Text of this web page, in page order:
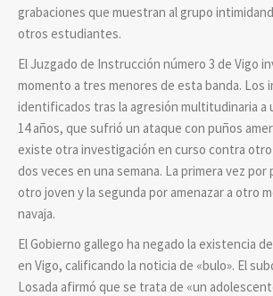
grabaciones que muestran al grupo
otros estudiantes.
El Juzgado de Instrucción número 3 de Vigo
momento a tres menores de esta banda. Los
identificados tras la agresión multitudinaria a
14 años, que sufrió un ataque con puños
existe otra investigación en curso contra
dos veces en una semana. La primera vez por
otro joven y la segunda por amenazar a otro
navaja.
El Gobierno gallego ha negado la existencia
en Vigo, calificando la noticia de «bulo». El
Losada afirmó que se trata de «un